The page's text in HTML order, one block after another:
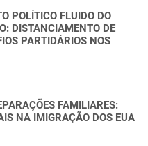
POLÍTICO FLUIDO DO
DISTANCIAMENTO DE
PARTIDÁRIOS NOS
FAMILIARES:
NA IMIGRAÇÃO DOS EUA